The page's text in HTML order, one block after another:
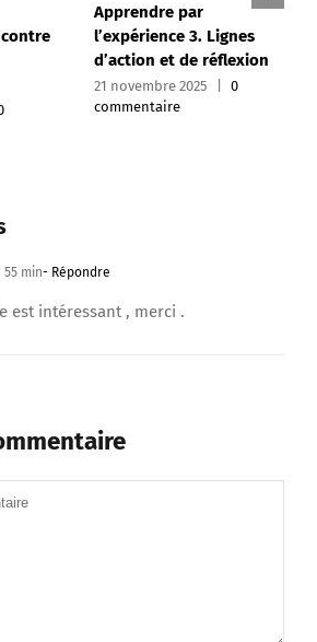
professionnelle
20 novembre 2025 | 0
commentaire